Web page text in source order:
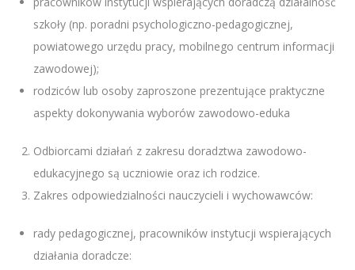
szkoły (np. poradni psychologiczno-pedagogicznej,
powiatowego urzędu pracy, mobilnego centrum informacji
zawodowej);
rodziców lub osoby zaproszone prezentujące praktyczne
aspekty dokonywania wyborów zawodowo-eduka
Odbiorcami działań z zakresu doradztwa zawodowo-
edukacyjnego są uczniowie oraz ich rodzice.
Zakres odpowiedzialności nauczycieli i wychowawców:
rady pedagogicznej, pracowników instytucji wspierających
działania doradcze: